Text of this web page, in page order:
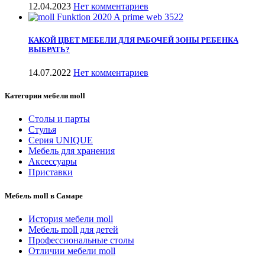
12.04.2023 Нет комментариев
КАКОЙ ЦВЕТ МЕБЕЛИ ДЛЯ РАБОЧЕЙ ЗОНЫ РЕБЕНКА
ВЫБРАТЬ?
14.07.2022 Нет комментариев
Категории мебели moll
Столы и парты
Стулья
Серия UNIQUE
Мебель для хранения
Аксессуары
Приставки
Мебель moll в Самаре
История мебели moll
Мебель moll для детей
Профессиональные столы
Отличии мебели moll